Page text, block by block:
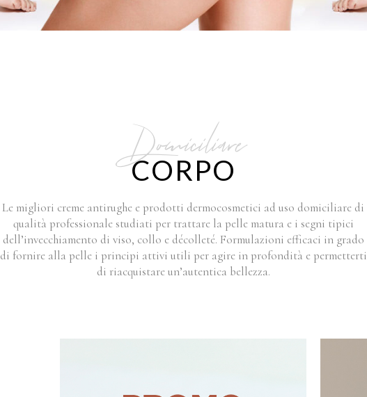
Domiciliare
CORPO
Le migliori creme antirughe e prodotti dermocosmetici ad uso domiciliare di
qualità professionale studiati per trattare la pelle matura e i segni tipici
dell’invecchiamento di viso, collo e décolleté. Formulazioni efficaci in grado
di fornire alla pelle i principi attivi utili per agire in profondità e permetterti
di riacquistare un’autentica bellezza.